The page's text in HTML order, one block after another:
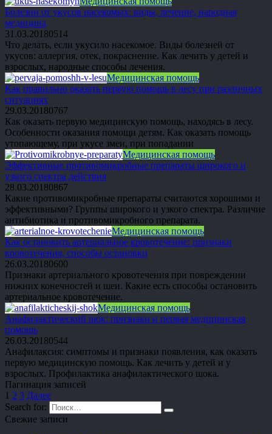
Болезни от укусов насекомых: виды, лечение, народная
медицина
31.03.20180514
Что делать, если укусило насекомое. Виды болезней от
укусов: аллергия, отек, покраснение. Как лечить у детей и
взрослых, народные способы лечения.
Медицинская помощь
Как правильно оказать первую помощь в лесу при различных
ситуациях
29.03.20180767
Как оказать первую медицинскую помощь, находясь в лесу.
Особенности оказания помощи детям. Как оказать помощь
утопающему, при укусе змеи, при попадании
Медицинская помощь
Эффективные противомикробные препараты широкого и
узкого спектра действия
28.03.20180867
Какие противомикробные препараты считаются хорошими и
эффективными? Группы широкого и узкого спектра. Различие
антибиотика и противомикробного препарата.
Медицинская помощь
Как остановить артериальное кровотечение: признаки
кровотечения, способы остановки
26.03.20180600
Признаки артериального кровотечения при повреждении
нижних конечностей и шеи. Какие есть способы остановить
артериальное кровотечение.
Медицинская помощь
Анафилактический шок: признаки и первая медицинская
помощь
26.03.20180544
Анафилаксия: симптомы и признаки появления, как оказать
первую медицинскую помощь. Как лечить у детей и у
взрослых. Профилактика анафилактического шока.
Пагинация записей
1 2 3 Далее
Search for:
Свежие записи